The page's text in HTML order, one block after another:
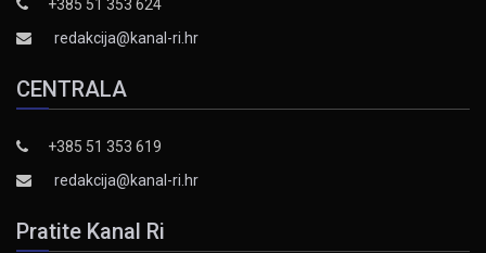
+385 51 353 624
redakcija@kanal-ri.hr
CENTRALA
+385 51 353 619
redakcija@kanal-ri.hr
Pratite Kanal Ri